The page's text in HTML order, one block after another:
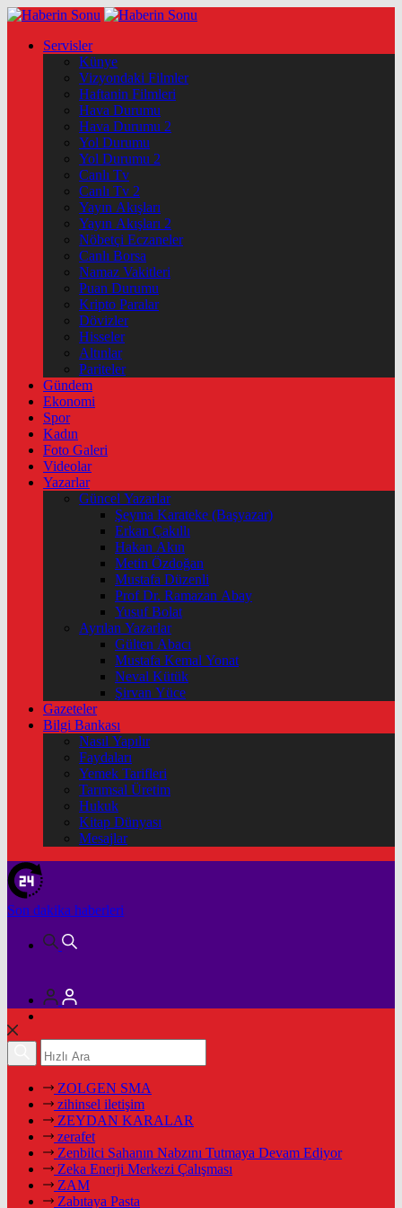
Servisler
Künye
Vizyondaki Filmler
Haftanin Filmleri
Hava Durumu
Hava Durumu 2
Yol Durumu
Yol Durumu 2
Canlı Tv
Canlı Tv 2
Yayın Akışları
Yayın Akışları 2
Nöbetçi Eczaneler
Canlı Borsa
Namaz Vakitleri
Puan Durumu
Kripto Paralar
Dövizler
Hisseler
Altınlar
Pariteler
Gündem
Ekonomi
Spor
Kadın
Foto Galeri
Videolar
Yazarlar
Güncel Yazarlar
Şeyma Karateke (Başyazar)
Erkan Çakıllı
Hakan Akın
Metin Özdoğan
Mustafa Düzenli
Prof Dr. Ramazan Abay
Yusuf Bolat
Ayrılan Yazarlar
Gülten Abacı
Mustafa Kemal Yonat
Neval Kütük
Şirvan Yüce
Gazeteler
Bilgi Bankası
Nasıl Yapılır
Faydaları
Yemek Tarifleri
Tarımsal Üretim
Hukuk
Kitap Dünyası
Mesajlar
Son dakika haberleri
ZOLGEN SMA
zihinsel iletişim
ZEYDAN KARALAR
zerafet
Zenbilci Sahanın Nabzını Tutmaya Devam Ediyor
Zeka Enerji Merkezi Çalışması
ZAM
Zabıtaya Pasta